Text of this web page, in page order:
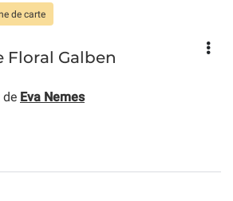
de carte
Floral Galben
de Eva Nemes